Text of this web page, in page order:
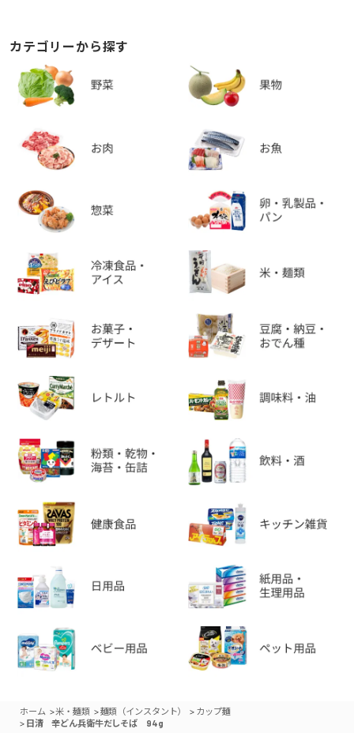
カテゴリーから探す
ホーム >米・麺類 >麺類（インスタント） > カップ麺
> 日清 辛どん兵衛牛だしそば 94g